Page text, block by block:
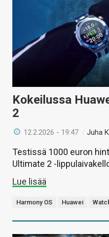
VAIHDA TEEMA
Kokeilussa
2
12.2.2026 - 19:47 /Juha
Testissä 1000 euron
Ultimate 2 -
Lue lisää
Harmony OS Huawei